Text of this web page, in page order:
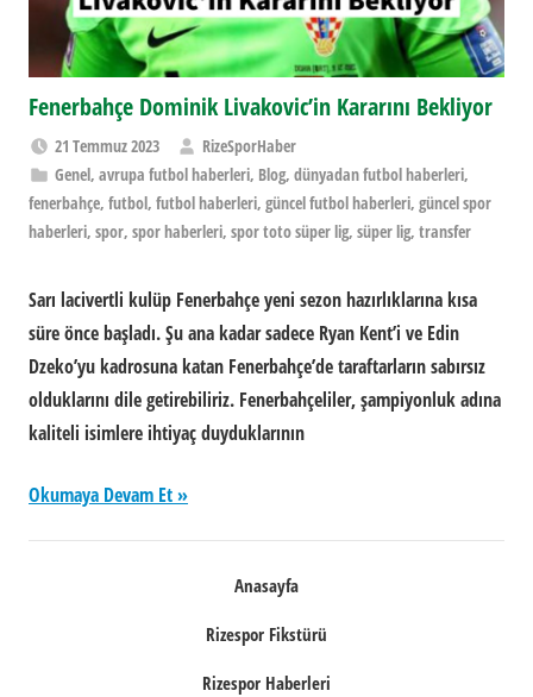
Fenerbahçe Dominik Livakovic’in Kararını Bekliyor
21 Temmuz 2023
RizeSporHaber
Genel,avrupa futbol haberleri, Blog,dünyadan futbol haberleri,
fenerbahçe, futbol, futbol haberleri, güncel futbol haberleri, güncel spor
haberleri, spor, spor haberleri, spor toto süper lig, süper lig, transfer
Sarı lacivertli kulüp Fenerbahçe yeni sezon hazırlıklarına kısa
süre önce başladı. Şu ana kadar sadece Ryan Kent’i ve Edin
Dzeko’yu kadrosuna katan Fenerbahçe’de taraftarların sabırsız
olduklarını dile getirebiliriz. Fenerbahçeliler, şampiyonluk adına
kaliteli isimlere ihtiyaç duyduklarının
Okumaya Devam Et
Anasayfa
Rizespor Fikstürü
Rizespor Haberleri